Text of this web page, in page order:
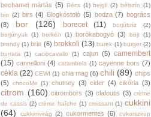
bechamel mártás (5) Bécs (1) bejgli (2) bélszín (1)
bio (2) birs (4) Blogkóstoló (5) bodza (7) bogrács
(8)
bor (126) borecet (11) borjúbríz
(2)
borjúnyak (1) borkén (1) borókabogyó (3) böjt (1)
brandy (1) brie (6) brokkoli (13) burek (1) burger (2)
burrata
(1) caciocavallo (1) cajun (5) camembert
(15) cannelloni (4) carambola (1) cayenne bors (7)
cékla (22) CEWI (1) chia mag (6) chili (89) chips
(5)
chocoMe (1) chutney (3) cider (4) cikória (3)
citrom (160) citrombors (3) clafoutis (3) crème
de cassis (2) crème fraîche (1) croissant (1) cukkini
(64)
cukkinivirág (2) cukormentes (6)
cukorszirup